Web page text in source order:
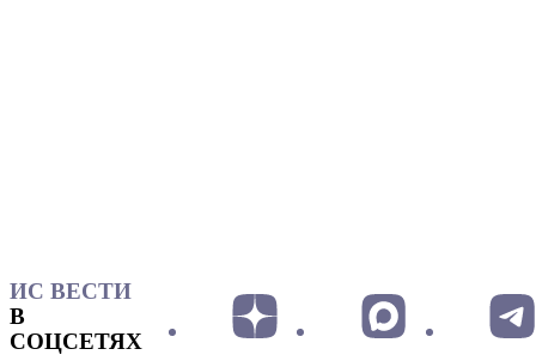
ИС ВЕСТИ
В
СОЦСЕТЯХ